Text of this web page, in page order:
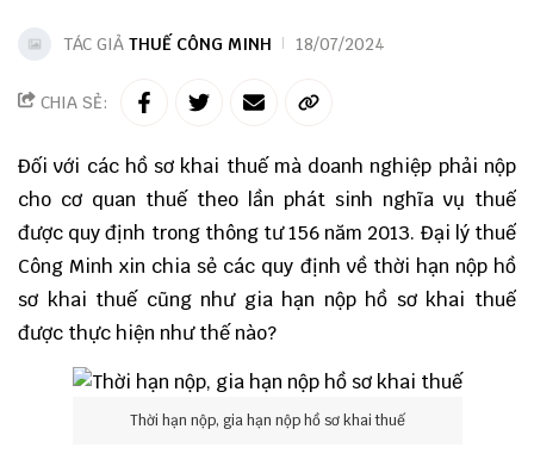
TÁC GIẢ THUẾ CÔNG MINH 18/07/2024
CHIA SẺ:
Đối với các hồ sơ khai thuế mà doanh nghiệp phải nộp
cho cơ quan thuế theo lần phát sinh nghĩa vụ thuế
được quy định trong thông tư 156 năm 2013. Đại lý thuế
Công Minh xin chia sẻ các quy định về thời hạn nộp hồ
sơ khai thuế cũng như gia hạn nộp hồ sơ khai thuế
được thực hiện như thế nào?
Thời hạn nộp, gia hạn nộp hồ sơ khai thuế